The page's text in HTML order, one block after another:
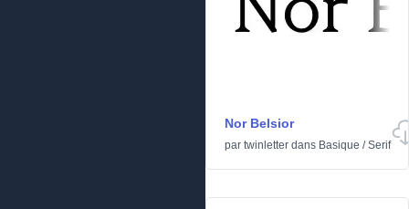
Nor Belsior
par twinletter dans Basique /Serif